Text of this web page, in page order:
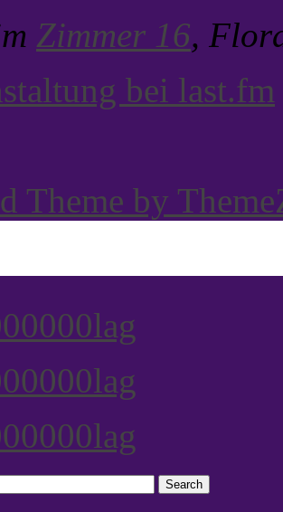
Zimmer 16,
bei last.fm
Theme by